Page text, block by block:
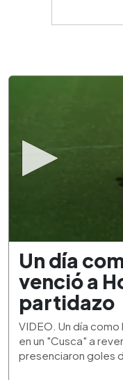
seconds
minute,
53
seconds
Un día
venció a
partidazo
VIDEO. Un día
en un "Cusca" a
presenciaron goles